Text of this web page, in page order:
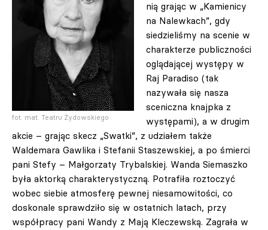
fot. mat. Teatru Żydowskiego
nią grając w „Kamienicy
na Nalewkach”, gdy
siedzieliśmy na scenie w
charakterze publiczności
oglądającej występy w
Raj Paradiso (tak
nazywała się nasza
sceniczna knajpka z
występami), a w drugim
akcie – grając skecz „Swatki”, z udziałem także
Waldemara Gawlika i Stefanii Staszewskiej, a po śmierci
pani Stefy – Małgorzaty Trybalskiej. Wanda Siemaszko
była aktorką charakterystyczną. Potrafiła roztoczyć
wobec siebie atmosferę pewnej niesamowitości, co
doskonale sprawdziło się w ostatnich latach, przy
współpracy pani Wandy z Mają Kleczewską. Zagrała w